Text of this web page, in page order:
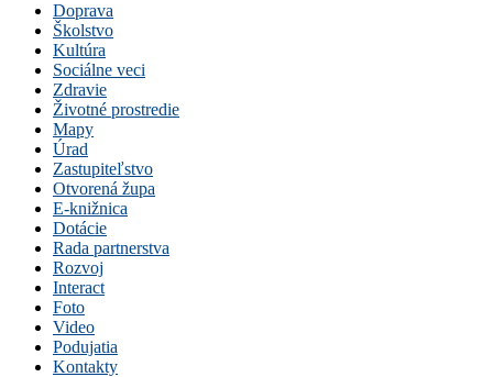
Doprava
Školstvo
Kultúra
Sociálne veci
Zdravie
Životné prostredie
Mapy
Úrad
Zastupiteľstvo
Otvorená župa
E-knižnica
Dotácie
Rada partnerstva
Rozvoj
Interact
Foto
Video
Podujatia
Kontakty